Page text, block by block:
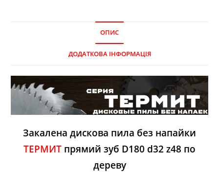
ОПИС
ДОДАТКОВА ІНФОРМАЦІЯ
Закалена дискова пила без напайки
ТЕРМИТ прямий зуб D180 d32 z48 по
дереву